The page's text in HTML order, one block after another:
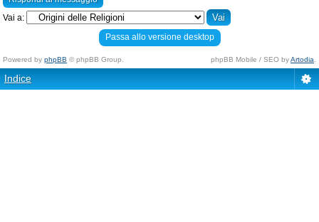
Vai a:
Passa allo versione desktop
Powered by phpBB © phpBB Group. phpBB Mobile / SEO byArtodia
Indice